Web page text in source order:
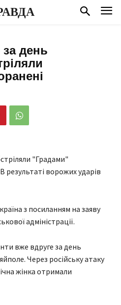
за день
"Градами"
ворожих ударів
з посиланням на заяву
адміністрації.
вже вдруге за день
Через російську атаку
жінка отримали